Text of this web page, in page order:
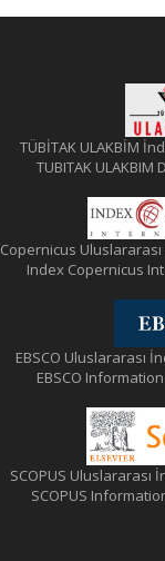
TÜBİTAK ULAKBİM
TUBITAK
Copernicus
Index Copernicus
EBSCO Uluslararası
EBSCO
SCOPUS Uluslararası
SCOPUS